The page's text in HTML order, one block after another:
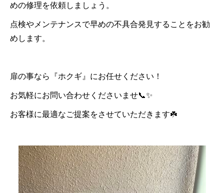
めの修理を依頼しましょう。
点検やメンテナンスで早めの不具合発見することをお勧
めします。
扉の事なら『ホクギ』にお任せください！
お気軽にお問い合わせくださいませ📞✨
お客様に最適なご提案をさせていただきます☘️